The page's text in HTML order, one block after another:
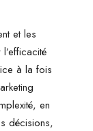
et les
à la fois
en
décisions,